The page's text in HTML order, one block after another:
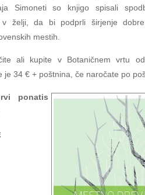
Simoneti so knjigo spisali
v želji, da bi podprli širjenje
mestih.
ali kupite v Botaničnem vrtu
je 34 € + poštnina, če naročate po
ponatis